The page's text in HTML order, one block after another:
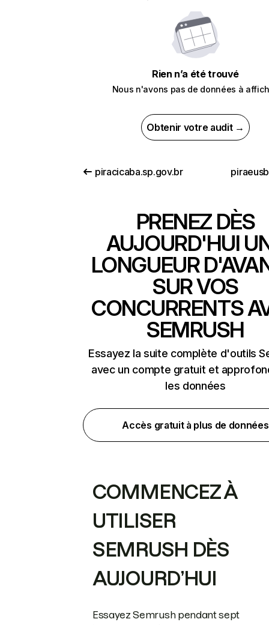
Rien n’a été trouvé
Nous n'avons pas de données à
Obtenir votre audit →
piracicaba.sp.gov.br
PRENEZ DÈS
AUJOURD'HUI
LONGUEUR
SUR VOS
CONCURRENTS
SEMRUSH
Essayez la suite complète d'outils
avec un compte gratuit et
les données
Accès gratuit à plus de données
COMMENCEZ À
UTILISER
SEMRUSH DÈS
AUJOURD’HUI
Essayez Semrush pendant sept